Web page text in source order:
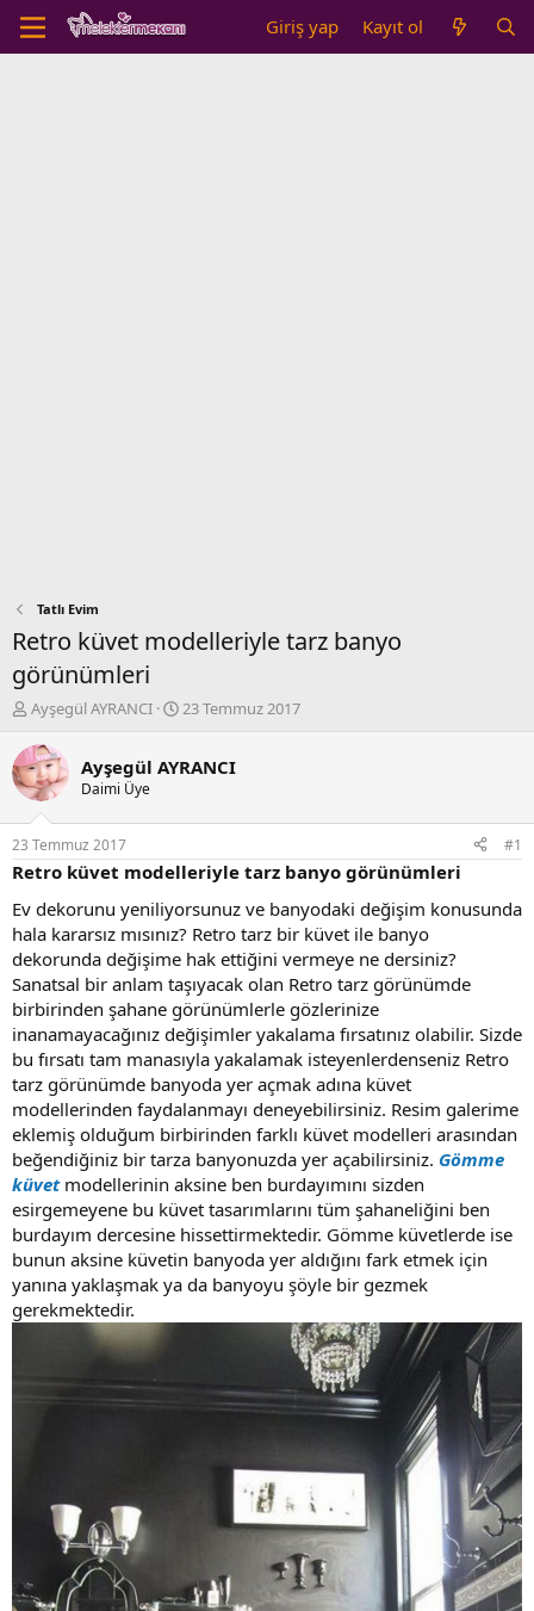
Giriş yap Kayıt ol
Tatlı Evim
Retro küvet modelleriyle tarz banyo
görünümleri
K
n
b
u
y
u
b
a
a
t
a
n
Ayşegül AYRANCI
B
l
ı
ç
a
r
h
i
23 Temmuz 2017
Ayşegül AYRANCI
Daimi Üye
23 Temmuz 2017 #1
Retro küvet modelleriyle tarz banyo görünümleri
Ev dekorunu yeniliyorsunuz ve banyodaki değişim konusunda
hala kararsız mısınız? Retro tarz bir küvet ile banyo
dekorunda değişime hak ettiğini vermeye ne dersiniz?
Sanatsal bir anlam taşıyacak olan Retro tarz görünümde
birbirinden şahane görünümlerle gözlerinize
inanamayacağınız değişimler yakalama fırsatınız olabilir. Sizde
bu fırsatı tam manasıyla yakalamak isteyenlerdenseniz Retro
tarz görünümde banyoda yer açmak adına küvet
modellerinden faydalanmayı deneyebilirsiniz. Resim galerime
eklemiş olduğum birbirinden farklı küvet modelleri arasından
beğendiğiniz bir tarza banyonuzda yer açabilirsiniz. Gömme
küvetmodellerinin aksine ben burdayımını sizden
esirgemeyene bu küvet tasarımlarını tüm şahaneliğini ben
burdayım dercesine hissettirmektedir. Gömme küvetlerde ise
bunun aksine küvetin banyoda yer aldığını fark etmek için
yanına yaklaşmak ya da banyoyu şöyle bir gezmek
gerekmektedir.